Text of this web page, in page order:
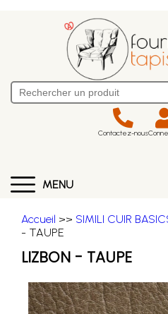
Contactez-nous
MENU
Accueil >> SIMILI CUIR
- TAUPE
LIZBON - TAUPE